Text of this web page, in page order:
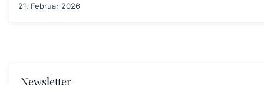
21. Februar 2026
Newsletter